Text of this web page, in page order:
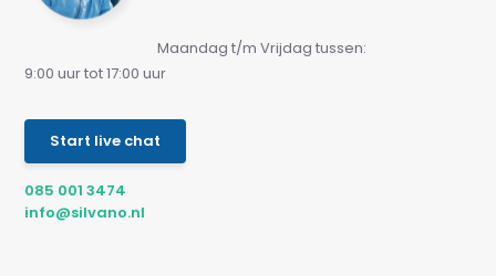
Maandag t/m Vrijdag tussen:
9:00 uur tot 17:00 uur
Start live chat
085 001 3474
info@silvano.nl